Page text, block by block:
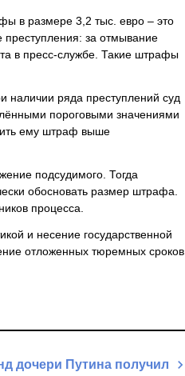
в размере 3,2 тыс. евро – это
за отмывание
в пресс-службе. Такие штрафы
наличии ряда преступлений суд
пороговыми значениями
ему штраф выше
подсудимого. Тогда
обосновать размер штрафа.
процесса.
и несение государственной
отложенных тюремных сроков
дочери Путина получил